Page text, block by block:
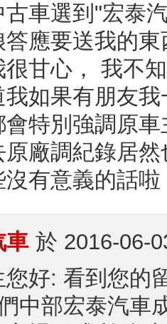
古車選到"宏泰
答應要送我的
很甘心， 我不
我如果有朋友
會特別強調原
原廠調紀錄居
沒有意義的話
車 於 2016-06-
您好: 看到您的
中部宏泰汽車